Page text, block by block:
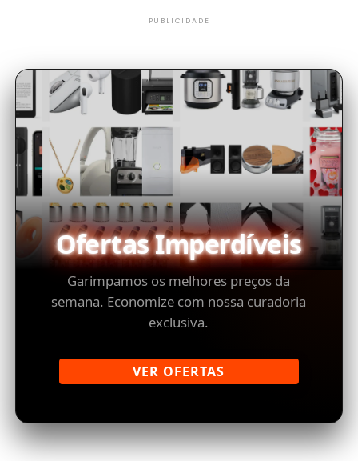
PUBLICIDADE
Ofertas Imperdíveis
Garimpamos os melhores preços da
semana. Economize com nossa curadoria
exclusiva.
VER OFERTAS